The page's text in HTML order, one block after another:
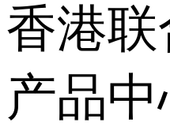
香港
产品